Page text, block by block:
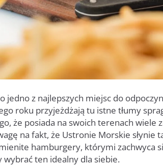
jedno z najlepszych miejsc do
roku przyjeżdżają tu istne tłumy
że posiada na swoich terenach
na fakt, że Ustronie Morskie słynie
hamburgery, którymi zachwyca
wybrać ten idealny dla siebie.